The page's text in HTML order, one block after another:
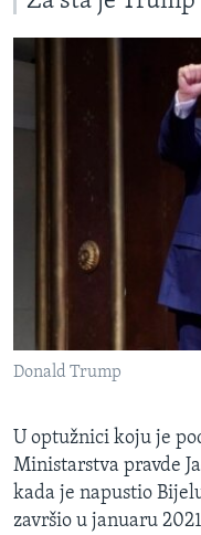
Donald Trump
U optužnici koju je
Ministarstva pravde
kada je napustio
završio u januaru